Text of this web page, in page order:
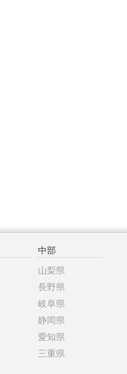
中部
山梨県
長野県
岐阜県
静岡県
愛知県
三重県